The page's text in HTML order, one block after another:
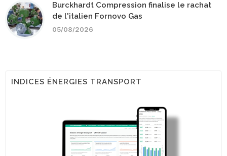
Burckhardt Compression finalise le rachat
de l'italien Fornovo Gas
05/08/2026
INDICES ÉNERGIES TRANSPORT